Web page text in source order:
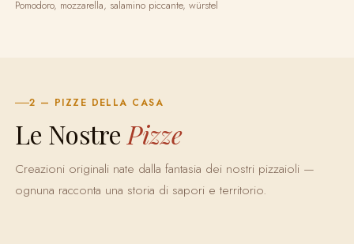
Pomodoro, mozzarella, salamino piccante, würstel
2 — PIZZE DELLA CASA
Le Nostre Pizze
Creazioni originali nate dalla fantasia dei nostri pizzaioli —
ognuna racconta una storia di sapori e territorio.